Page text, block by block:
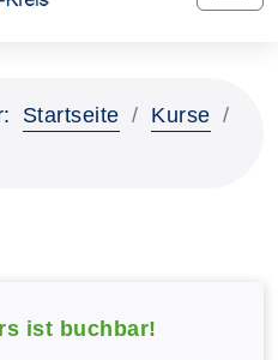
Startseite
Kurse
ist buchbar!